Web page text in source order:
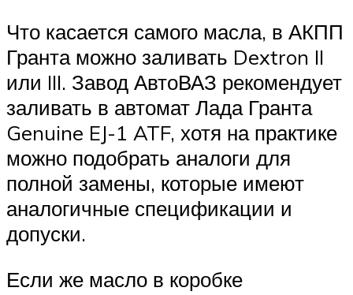
Что касается самого масла, в АКПП
Гранта можно заливать Dextron II
или III. Завод АвтоВАЗ рекомендует
заливать в автомат Лада Гранта
Genuine EJ-1 ATF, хотя на практике
можно подобрать аналоги для
полной замены, которые имеют
аналогичные спецификации и
допуски.
Если же масло в коробке